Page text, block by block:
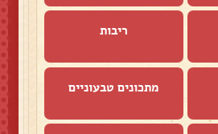
ריבות
מתכונים טבעוניים